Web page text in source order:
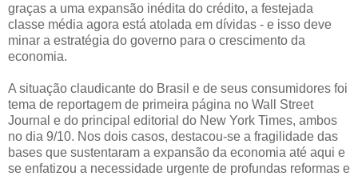
graças a uma expansão inédita do crédito, a festejada
classe média agora está atolada em dívidas - e isso deve
minar a estratégia do governo para o crescimento da
economia.
A situação claudicante do Brasil e de seus consumidores foi
tema de reportagem de primeira página no Wall Street
Journal e do principal editorial do New York Times, ambos
no dia 9/10. Nos dois casos, destacou-se a fragilidade das
bases que sustentaram a expansão da economia até aqui e
se enfatizou a necessidade urgente de profundas reformas e